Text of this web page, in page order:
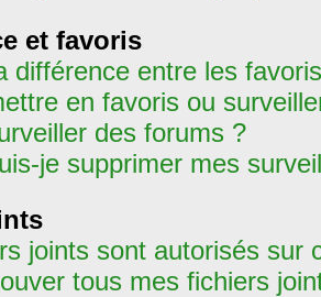
et favoris
différence entre les
en favoris ou
des forums ?
je supprimer mes
joints sont autorisés sur
tous mes fichiers